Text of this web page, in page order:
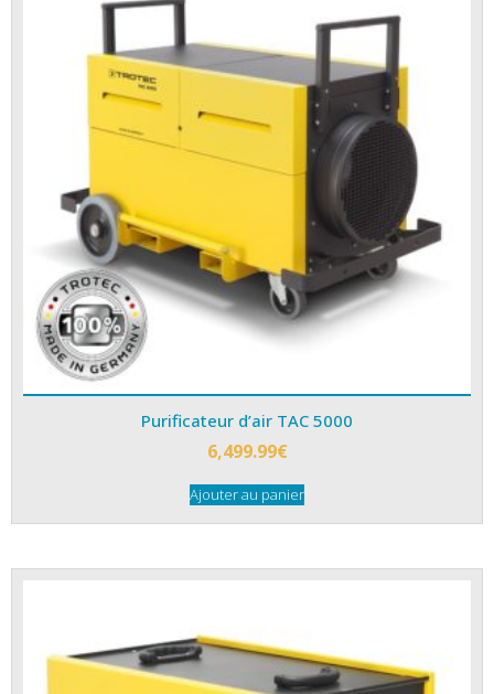
Purificateur d’air TAC 5000
6,499.99€
Ajouter au panier